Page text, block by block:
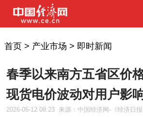
首页> 产业市场 > 即时新闻
春季以来南方五省区价
现货电价波动对用户影
2026-05-12 08:23 来源：中国经济网-《经济日报